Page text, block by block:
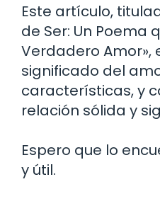
Este artículo,
de Ser: Un Poema
Verdadero Amor»,
significado del
características, y
relación sólida y
Espero que lo
y útil.